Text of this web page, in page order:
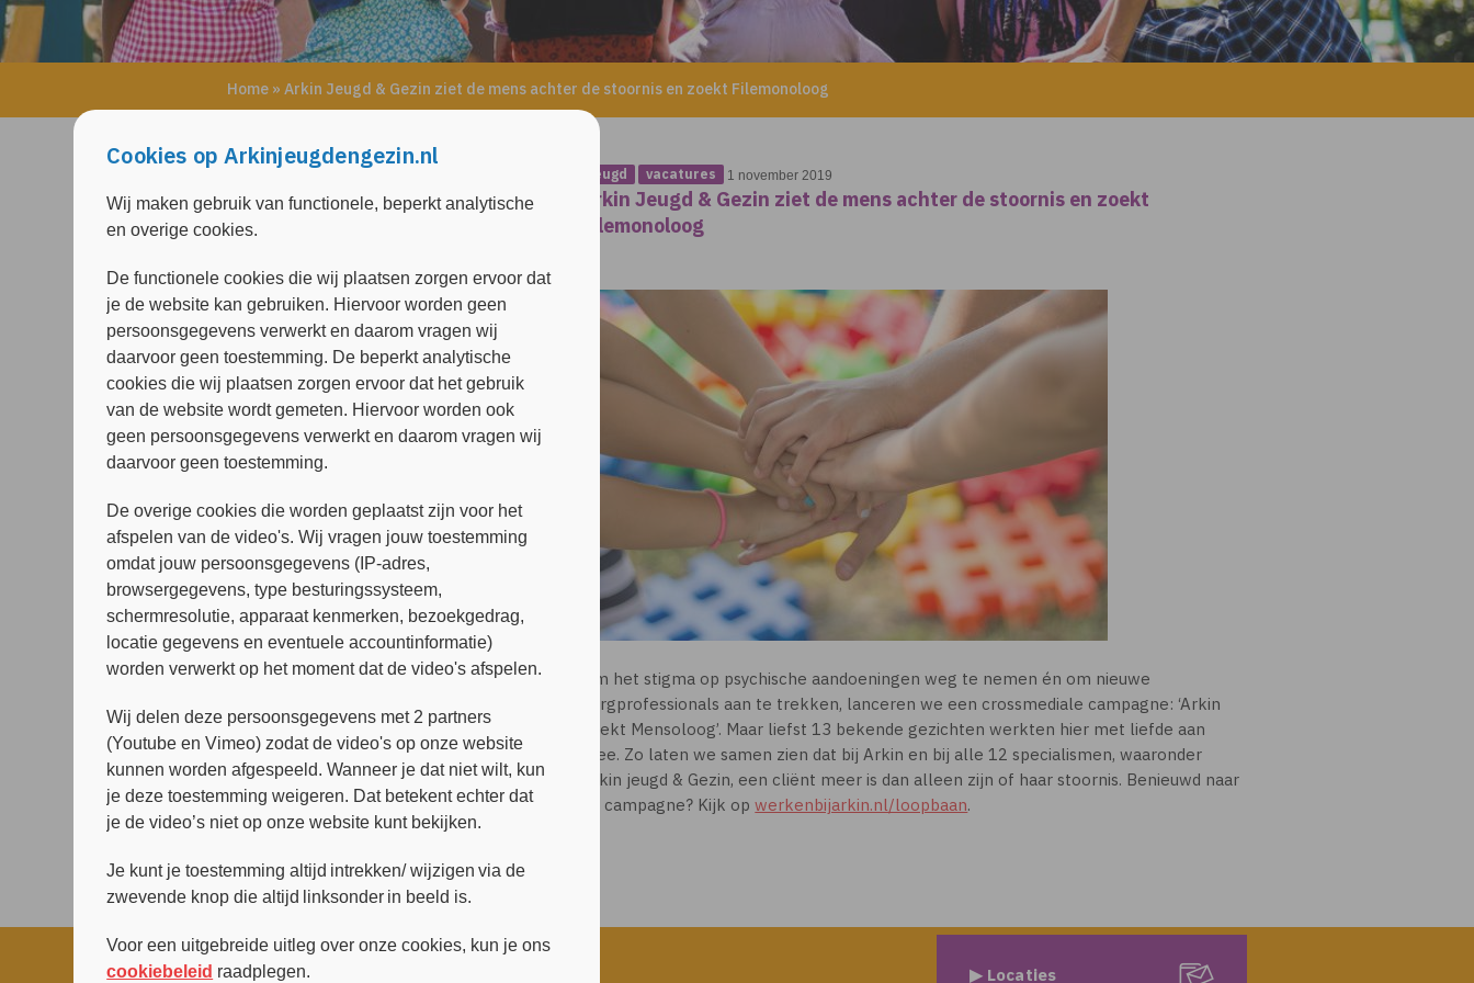
Home » Arkin Jeugd & Gezin ziet de mens achter de stoornis en zoekt Filemonoloog
Alle nieuwsberichten jeugd vacatures 1 november 2019
Arkin Jeugd & Gezin ziet de mens achter de stoornis en zoekt
Filemonoloog
Om het stigma op psychische aandoeningen weg te nemen én om nieuwe
zorgprofessionals aan te trekken, lanceren we een crossmediale campagne: ‘Arkin
zoekt Mensoloog’. Maar liefst 13 bekende gezichten werkten hier met liefde aan
mee. Zo laten we samen zien dat bij Arkin en bij alle 12 specialismen, waaronder
Arkin jeugd & Gezin, een cliënt meer is dan alleen zijn of haar stoornis. Benieuwd naar
de campagne? Kijk opwerkenbijarkin.nl/loopbaan.
▶ Locaties
Cookies op Arkinjeugdengezin.nl
Wij maken gebruik van functionele, beperkt analytische
en overige cookies.
De functionele cookies die wij plaatsen zorgen ervoor dat
je de website kan gebruiken. Hiervoor worden geen
persoonsgegevens verwerkt en daarom vragen wij
daarvoor geen toestemming. De beperkt analytische
cookies die wij plaatsen zorgen ervoor dat het gebruik
van de website wordt gemeten. Hiervoor worden ook
geen persoonsgegevens verwerkt en daarom vragen wij
daarvoor geen toestemming.
De overige cookies die worden geplaatst zijn voor het
afspelen van de video's. Wij vragen jouw toestemming
omdat jouw persoonsgegevens (IP-adres,
browsergegevens, type besturingssysteem,
schermresolutie, apparaat kenmerken, bezoekgedrag,
locatie gegevens en eventuele accountinformatie)
worden verwerkt op het moment dat de video's afspelen.
Wij delen deze persoonsgegevens met 2 partners
(Youtube en Vimeo) zodat de video's op onze website
kunnen worden afgespeeld. Wanneer je dat niet wilt, kun
je deze toestemming weigeren. Dat betekent echter dat
je de video’s niet op onze website kunt bekijken.
Je kunt je toestemming altijd intrekken/ wijzigen via de
zwevende knop die altijd linksonder in beeld is.
Voor een uitgebreide uitleg over onze cookies, kun je ons
cookiebeleid raadplegen.